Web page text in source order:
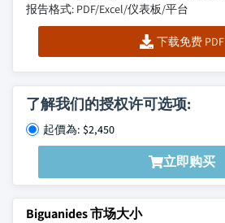
报告格式: PDF/Excel/仪表板/平台
下载免费 PDF
了解我们的授权许可选项:
起價為: $2,450
立即购买
Biguanides 市场大小